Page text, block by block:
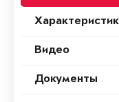
Видео
Документы